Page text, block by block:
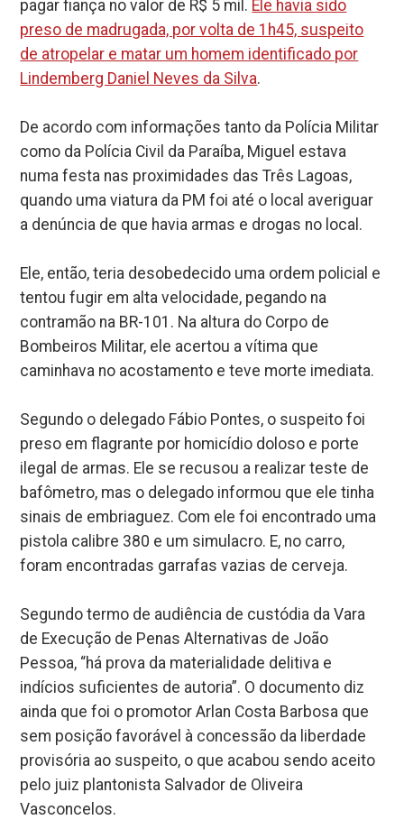
pagar fiança no valor de R$ 5 mil. Ele havia sido
preso de madrugada, por volta de 1h45, suspeito
de atropelar e matar um homem identificado por
Lindemberg Daniel Neves da Silva.
De acordo com informações tanto da Polícia Militar
como da Polícia Civil da Paraíba, Miguel estava
numa festa nas proximidades das Três Lagoas,
quando uma viatura da PM foi até o local averiguar
a denúncia de que havia armas e drogas no local.
Ele, então, teria desobedecido uma ordem policial e
tentou fugir em alta velocidade, pegando na
contramão na BR-101. Na altura do Corpo de
Bombeiros Militar, ele acertou a vítima que
caminhava no acostamento e teve morte imediata.
Segundo o delegado Fábio Pontes, o suspeito foi
preso em flagrante por homicídio doloso e porte
ilegal de armas. Ele se recusou a realizar teste de
bafômetro, mas o delegado informou que ele tinha
sinais de embriaguez. Com ele foi encontrado uma
pistola calibre 380 e um simulacro. E, no carro,
foram encontradas garrafas vazias de cerveja.
Segundo termo de audiência de custódia da Vara
de Execução de Penas Alternativas de João
Pessoa, “há prova da materialidade delitiva e
indícios suficientes de autoria”. O documento diz
ainda que foi o promotor Arlan Costa Barbosa que
sem posição favorável à concessão da liberdade
provisória ao suspeito, o que acabou sendo aceito
pelo juiz plantonista Salvador de Oliveira
Vasconcelos.